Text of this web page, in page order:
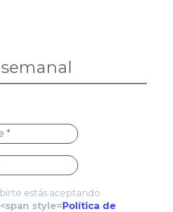
estás aceptando
<span style=Política de